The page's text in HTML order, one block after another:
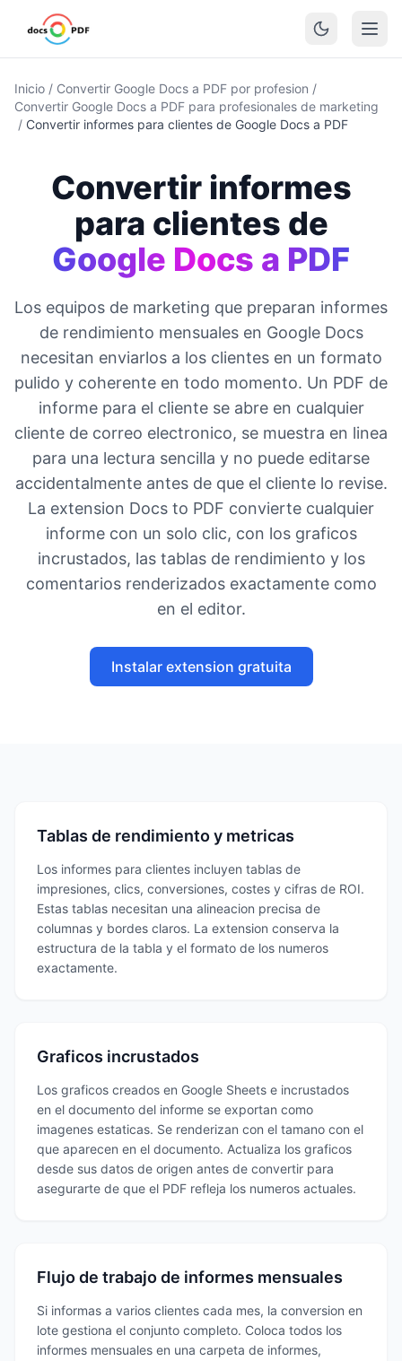
Inicio / Convertir Google Docs a PDF por profesion /
Convertir Google Docs a PDF para profesionales de marketing
/ Convertir informes para clientes de Google Docs a PDF
Convertir informes
para clientes de
Google Docs a PDF
Los equipos de marketing que preparan informes
de rendimiento mensuales en Google Docs
necesitan enviarlos a los clientes en un formato
pulido y coherente en todo momento. Un PDF de
informe para el cliente se abre en cualquier
cliente de correo electronico, se muestra en linea
para una lectura sencilla y no puede editarse
accidentalmente antes de que el cliente lo revise.
La extension Docs to PDF convierte cualquier
informe con un solo clic, con los graficos
incrustados, las tablas de rendimiento y los
comentarios renderizados exactamente como
en el editor.
Instalar extension gratuita
Tablas de rendimiento y metricas
Los informes para clientes incluyen tablas de
impresiones, clics, conversiones, costes y cifras de ROI.
Estas tablas necesitan una alineacion precisa de
columnas y bordes claros. La extension conserva la
estructura de la tabla y el formato de los numeros
exactamente.
Graficos incrustados
Los graficos creados en Google Sheets e incrustados
en el documento del informe se exportan como
imagenes estaticas. Se renderizan con el tamano con el
que aparecen en el documento. Actualiza los graficos
desde sus datos de origen antes de convertir para
asegurarte de que el PDF refleja los numeros actuales.
Flujo de trabajo de informes mensuales
Si informas a varios clientes cada mes, la conversion en
lote gestiona el conjunto completo. Coloca todos los
informes mensuales en una carpeta de informes,